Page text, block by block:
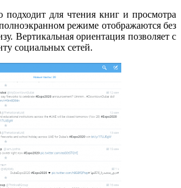
подходит для чтения книг и просмотра
режиме отображаются без
Вертикальная ориентация позволяет с
социальных сетей.